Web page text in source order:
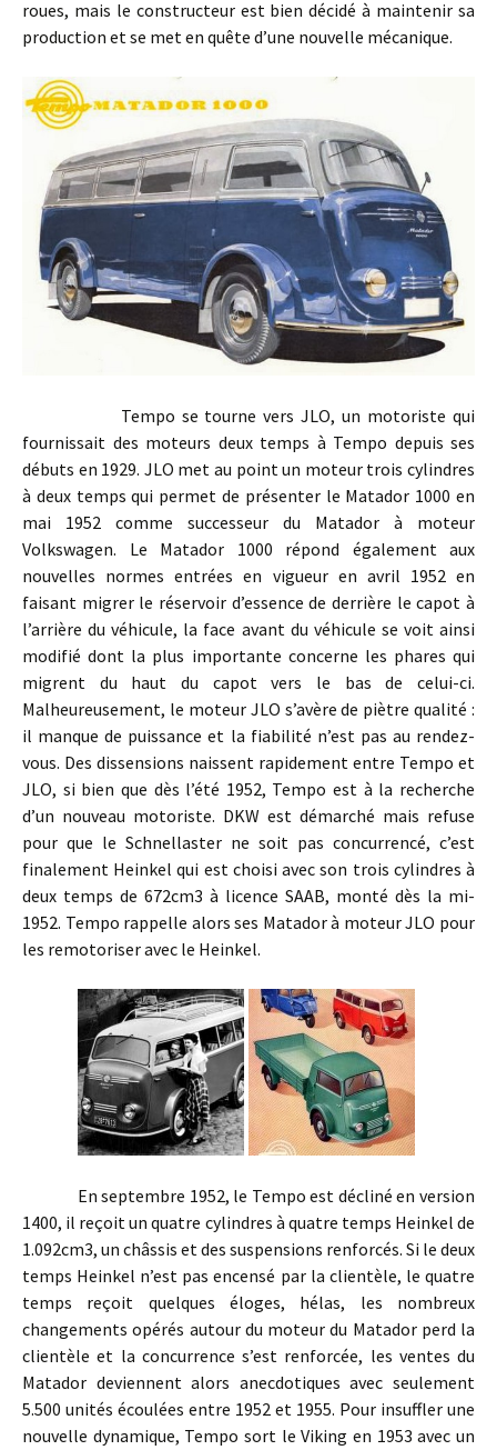
roues, mais le constructeur est bien décidé à maintenir sa
production et se met en quête d’une nouvelle mécanique.
Tempo se tourne vers JLO, un motoriste qui
fournissait des moteurs deux temps à Tempo depuis ses
débuts en 1929. JLO met au point un moteur trois cylindres
à deux temps qui permet de présenter le Matador 1000 en
mai 1952 comme successeur du Matador à moteur
Volkswagen. Le Matador 1000 répond également aux
nouvelles normes entrées en vigueur en avril 1952 en
faisant migrer le réservoir d’essence de derrière le capot à
l’arrière du véhicule, la face avant du véhicule se voit ainsi
modifié dont la plus importante concerne les phares qui
migrent du haut du capot vers le bas de celui-ci.
Malheureusement, le moteur JLO s’avère de piètre qualité :
il manque de puissance et la fiabilité n’est pas au rendez-
vous. Des dissensions naissent rapidement entre Tempo et
JLO, si bien que dès l’été 1952, Tempo est à la recherche
d’un nouveau motoriste. DKW est démarché mais refuse
pour que le Schnellaster ne soit pas concurrencé, c’est
finalement Heinkel qui est choisi avec son trois cylindres à
deux temps de 672cm3 à licence SAAB, monté dès la mi-
1952. Tempo rappelle alors ses Matador à moteur JLO pour
les remotoriser avec le Heinkel.
En septembre 1952, le Tempo est décliné en version
1400, il reçoit un quatre cylindres à quatre temps Heinkel de
1.092cm3, un châssis et des suspensions renforcés. Si le deux
temps Heinkel n’est pas encensé par la clientèle, le quatre
temps reçoit quelques éloges, hélas, les nombreux
changements opérés autour du moteur du Matador perd la
clientèle et la concurrence s’est renforcée, les ventes du
Matador deviennent alors anecdotiques avec seulement
5.500 unités écoulées entre 1952 et 1955. Pour insuffler une
nouvelle dynamique, Tempo sort le Viking en 1953 avec un